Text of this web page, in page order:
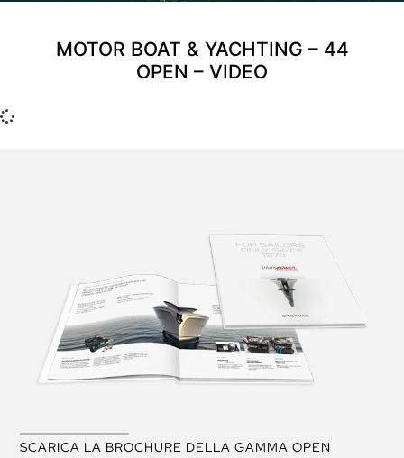
MOTOR BOAT & YACHTING – 44
OPEN – VIDEO
SCARICA LA BROCHURE DELLA GAMMA OPEN